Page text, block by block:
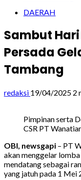
DAERAH
Sambut
Persada
Tambang
redaksi 19/04/2025 2
Pimpinan serta
CSR PT
OBI, newsgapi – PT
akan menggelar
mendatang sebagai
yang jatuh pada 1 Mei